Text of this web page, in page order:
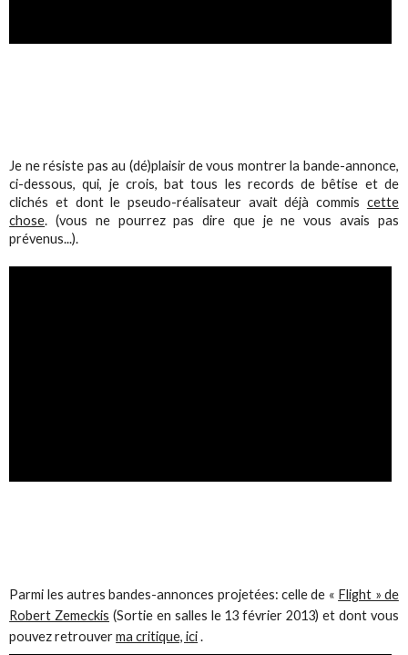
Je ne résiste pas au (dé)plaisir de vous montrer la bande-annonce,
ci-dessous, qui, je crois, bat tous les records de bêtise et de
clichés et dont le pseudo-réalisateur avait déjà commis cette
chose. (vous ne pourrez pas dire que je ne vous avais pas
prévenus...).
Parmi les autres bandes-annonces projetées: celle de « Flight » de
Robert Zemeckis (Sortie en salles le 13 février 2013) et dont vous
pouvez retrouverma critique, ici.